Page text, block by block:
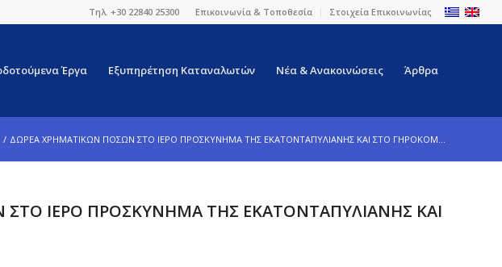
Επικοινωνία & Τοποθεσία Στοιχεία Επικοινωνίας
Τηλ. +30 22840 25300
Έργα Εξυπηρέτηση Καταναλωτών Νέα & Ανακοινώσεις Άρθρα
/ ΔΩΡΕΑ ΧΡΗΜΑΤΙΚΩΝ ΠΟΣΩΝ ΣΤΟ ΙΕΡΟ ΠΡΟΣΚΥΝΗΜΑ ΤΗΣ ΕΚΑΤΟΝΤΑΠΥΛΙΑΝΗΣ ΚΑΙ ΣΤΟ ΓΗΡΟΚΟΜ...
ΙΕΡΟ ΠΡΟΣΚΥΝΗΜΑ ΤΗΣ ΕΚΑΤΟΝΤΑΠΥΛΙΑΝΗΣ ΚΑΙ